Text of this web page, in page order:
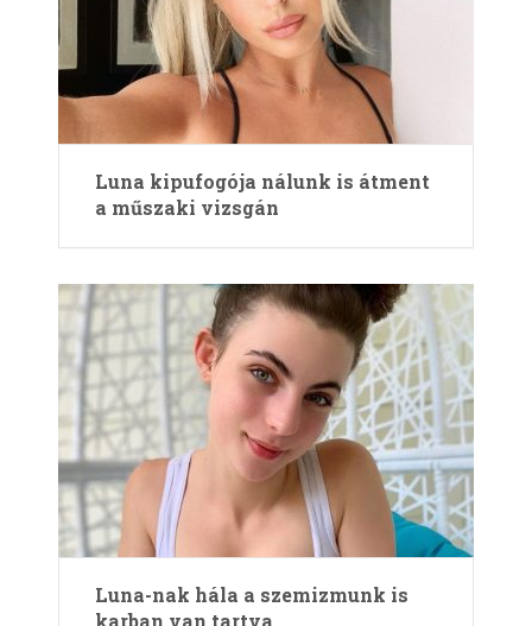
Luna kipufogója nálunk is átment
a műszaki vizsgán
Luna-nak hála a szemizmunk is
karban van tartva